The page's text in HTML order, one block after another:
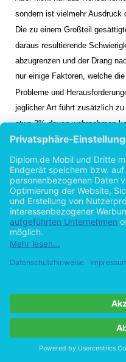
sondern ist vielmehr Ausdruck
Die zu einem Großteil
daraus resultierende
abzugrenzen und der Drang
nur einige Faktoren, welche
Probleme und
jeglicher Art führt zusätzlich
etwa 3% davon wahrnehmen
des Kunden gerecht zu
werben zu können, verfolgen
Imagetransfers. Hierbei soll
erfolgreiche Marke durch den
stehenden Images auf die
Die vorgelegte Arbeit hat das
Theorieansätze und die
Imagetransfer zu geben. Auf
interdisziplinäre